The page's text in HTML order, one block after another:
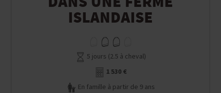
ISLANDAISE
5 jours (2.5 à cheval)
1 530 €
En famille à partir de 9 ans